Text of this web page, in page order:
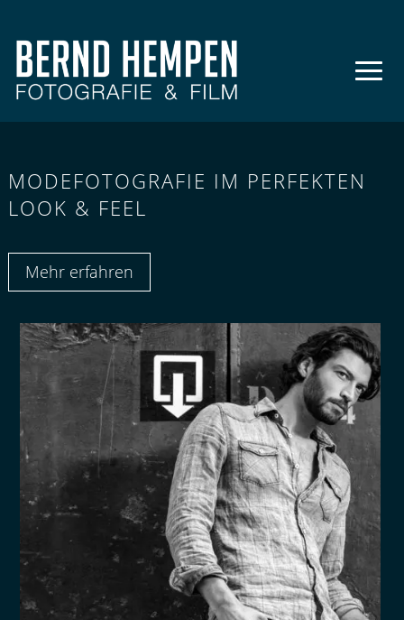
MODEFOTOGRAFIE IM PERFEKTEN
LOOK & FEEL
Mehr erfahren